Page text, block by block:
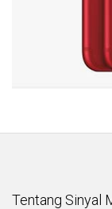
Tentang Sinyal